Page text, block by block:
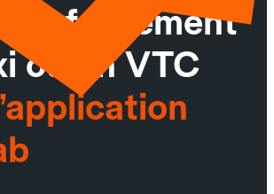
facilement
ou un VTC